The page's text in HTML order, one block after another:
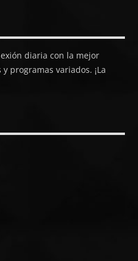
diaria con la mejor
programas variados. ¡La